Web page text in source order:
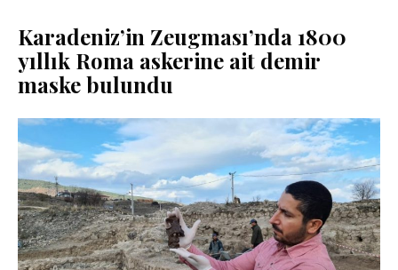
Karadeniz’in Zeugması’nda 1800
yıllık Roma askerine ait demir
maske bulundu